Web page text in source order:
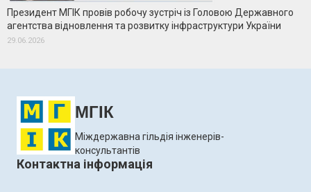
Президент МГІК провів робочу зустріч із Головою Державного
агентства відновлення та розвитку інфраструктури України
29.06.2026
МГІК
Міждержавна гільдія інженерів-
консультантів
Контактна інформація